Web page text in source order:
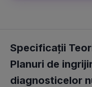
Specificații
Planuri de
diagnosticelor